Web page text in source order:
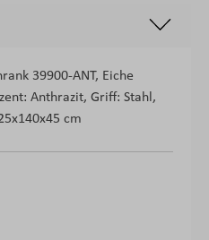
39900-ANT, Eiche
Anthrazit, Griff: Stahl,
cm